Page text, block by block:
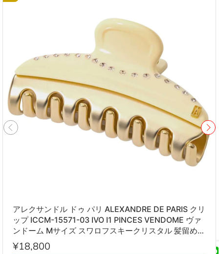
アレクサンドル ドゥ パリ ALEXANDRE DE PARIS クリ
ップ ICCM-15571-03 IVO I1 PINCES VENDOME ヴァ
ンドーム Mサイズ スワロフスキークリスタル 髪留め
レディース アイボリー系
¥18,800